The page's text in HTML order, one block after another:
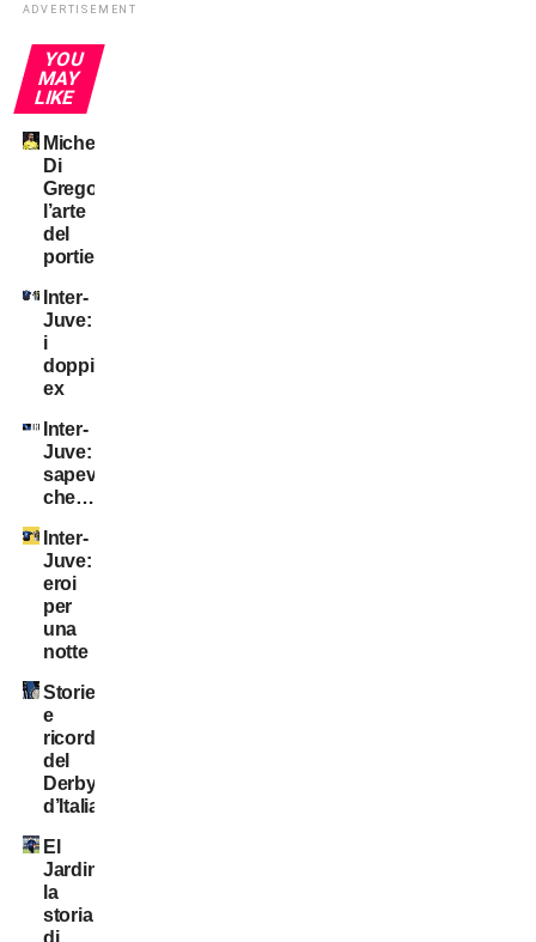
ADVERTISEMENT
YOU
MAY
LIKE
Michele
Di
Gregorio:
l’arte
del
portiere!
Inter-
Juve:
i
doppi
ex
Inter-
Juve:
sapevate
che…?
Inter-
Juve:
eroi
per
una
notte
Storie
e
ricordi
del
Derby
d’Italia
El
Jardinero:
la
storia